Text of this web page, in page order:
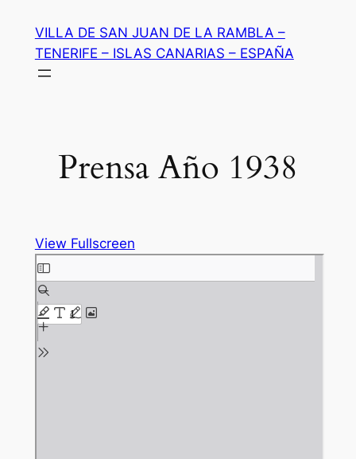
contenido
VILLA DE SAN JUAN DE LA RAMBLA –
TENERIFE – ISLAS CANARIAS – ESPAÑA
Prensa Año 1938
View Fullscreen
Saltar
al
contenido
del
PDF